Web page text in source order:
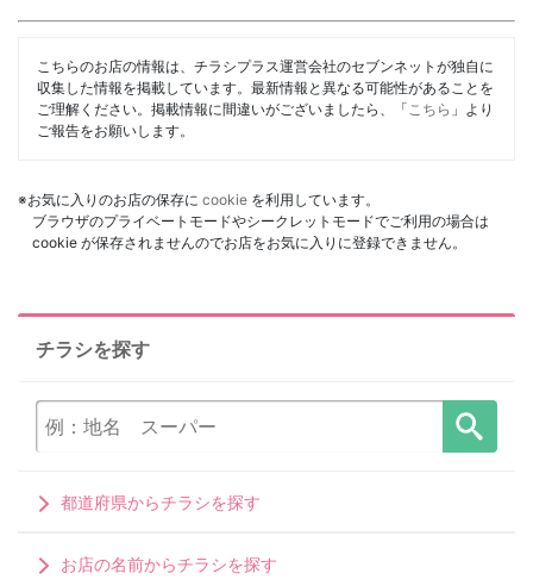
こちらのお店の情報は、チラシプラス運営会社のセブンネットが独自に
収集した情報を掲載しています。最新情報と異なる可能性があることを
ご理解ください。掲載情報に間違いがございましたら、「 こちら 」より
ご報告をお願いします。
※お気に入りのお店の保存に cookie を利用しています。
ブラウザのプライベートモードやシークレットモードでご利用の場合は
cookie が保存されませんのでお店をお気に入りに登録できません。
チラシを探す
都道府県からチラシを探す
お店の名前からチラシを探す